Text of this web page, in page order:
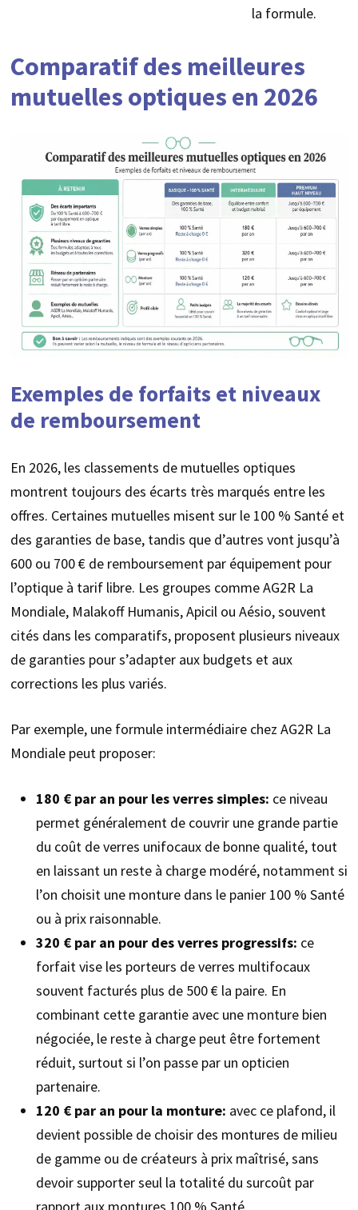
la formule.
Comparatif des meilleures
mutuelles optiques en 2026
Exemples de forfaits et niveaux
de remboursement
En 2026, les classements de mutuelles optiques
montrent toujours des écarts très marqués entre les
offres. Certaines mutuelles misent sur le 100 % Santé et
des garanties de base, tandis que d’autres vont jusqu’à
600 ou 700 € de remboursement par équipement pour
l’optique à tarif libre. Les groupes comme AG2R La
Mondiale, Malakoff Humanis, Apicil ou Aésio, souvent
cités dans les comparatifs, proposent plusieurs niveaux
de garanties pour s’adapter aux budgets et aux
corrections les plus variés.
Par exemple, une formule intermédiaire chez AG2R La
Mondiale peut proposer:
180 € par an pour les verres simples: ce niveau
permet généralement de couvrir une grande partie
du coût de verres unifocaux de bonne qualité, tout
en laissant un reste à charge modéré, notamment si
l’on choisit une monture dans le panier 100 % Santé
ou à prix raisonnable.
320 € par an pour des verres progressifs: ce
forfait vise les porteurs de verres multifocaux
souvent facturés plus de 500 € la paire. En
combinant cette garantie avec une monture bien
négociée, le reste à charge peut être fortement
réduit, surtout si l’on passe par un opticien
partenaire.
120 € par an pour la monture: avec ce plafond, il
devient possible de choisir des montures de milieu
de gamme ou de créateurs à prix maîtrisé, sans
devoir supporter seul la totalité du surcoût par